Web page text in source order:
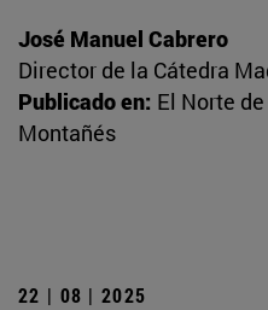
José Manuel Cabrero
Director de la Cátedra
Publicado en: El Norte
Montañés
22 | 08 | 2025